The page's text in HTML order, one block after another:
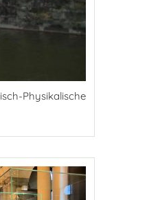
Physikalische